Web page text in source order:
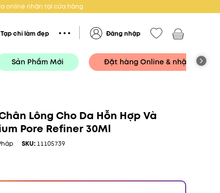
online nhận tại cửa hàng
Tạp chí làm đẹp Đăng nhập
Sản Phẩm Mới Đặt hàng Online & nhận tại
Lông Cho Da Hỗn Hợp Và
Pore Refiner 30Ml
SKU: 11105739